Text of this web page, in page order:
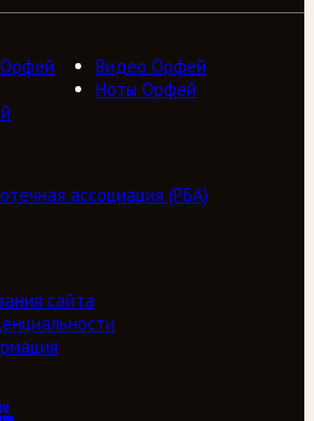
Видео Орфей
Ноты Орфей
ассоциация (РБА)
сайта